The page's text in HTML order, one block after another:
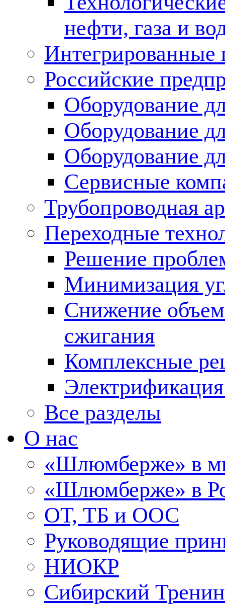
нефти, газа и
Российские
Оборудование
Оборудование
Оборудование
Сервисные
Трубопроводная
Переходные
Решение
Минимизация
Снижение
сжигания
Комплексные
Все разделы
О нас
«Шлюмберже» в
«Шлюмберже» в
ОТ, ТБ и ООС
Руководящие
НИОКР
Сибирский